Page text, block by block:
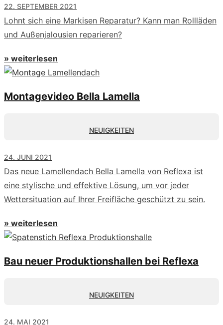
22. SEPTEMBER 2021
Lohnt sich eine Markisen Reparatur? Kann man Rollläden
und Außenjalousien reparieren?
» weiterlesen
Montagevideo Bella Lamella
NEUIGKEITEN
24. JUNI 2021
Das neue Lamellendach Bella Lamella von Reflexa ist
eine stylische und effektive Lösung, um vor jeder
Wettersituation auf Ihrer Freifläche geschützt zu sein.
» weiterlesen
Bau neuer Produktionshallen bei Reflexa
NEUIGKEITEN
24. MAI 2021